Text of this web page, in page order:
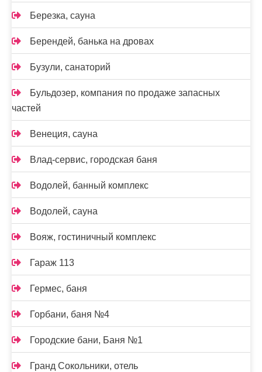
Березка, сауна
Берендей, банька на дровах
Бузули, санаторий
Бульдозер, компания по продаже запасных
частей
Венеция, сауна
Влад-сервис, городская баня
Водолей, банный комплекс
Водолей, сауна
Вояж, гостиничный комплекс
Гараж 113
Гермес, баня
Горбани, баня №4
Городские бани, Баня №1
Гранд Сокольники, отель